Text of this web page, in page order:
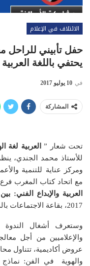
الائتلاف في الإعلام
حفل تأبيني
يحتفي باللغة العربية
في 10 يوليو 2017
المشاركة
تحت شعار ” العربية لغة
للأستاذ محمد الجندي،
ومركز عناية للتنمية
مع اتحاد كتاب المغرب
العربية والإبداع الفني:
2017، بقاعة الاجتماعات بالمجلس الجماعي لمراكش.
وستعرف أشغال الندوة
والإعلاميين من أجل
عروض أكاديمية، تتناول
والهوية في الفن: نماذج